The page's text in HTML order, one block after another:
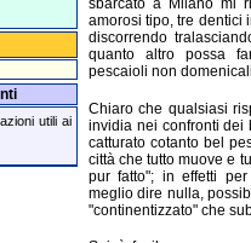
utili ai
sbarcato a Milano mi
amorosi tipo, tre dentici
discorrendo
quanto altro possa
pescaioli non
Chiaro che qualsiasi
invidia nei confronti dei
catturato cotanto bel
città che tutto muove e
pur fatto"; in effetti
meglio dire nulla,
"continentizzato" che